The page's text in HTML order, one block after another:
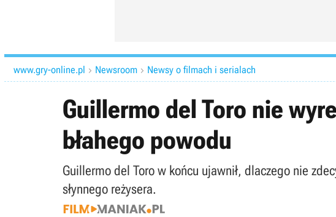
www.gry-online.pl  Newsroom  Newsy o filmach i serialach
Guillermo del Toro nie
błahego powodu
Guillermo del Toro w końcu ujawnił, dlaczego nie
słynnego reżysera.